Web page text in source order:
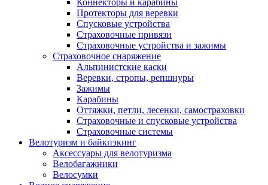
Коннекторы и карабины
Протекторы для веревки
Спусковые устройства
Страховочные привязи
Страховочные устройства и зажимы
Страховочное снаряжение
Альпинистские каски
Веревки, стропы, репшнуры
Зажимы
Карабины
Оттяжки, петли, лесенки, самостраховки
Страховочные и спусковые устройства
Страховочные системы
Велотуризм и байкпэкинг
Аксессуары для велотуризма
Велобагажники
Велосумки